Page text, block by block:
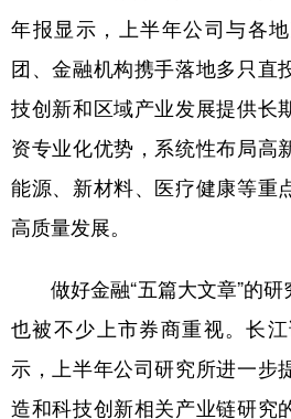
年报显示，上半年公司与各
团、金融机构携手落地多只直
技创新和区域产业发展提供长
资专业化优势，系统性布局高
能源、新材料、医疗健康等重
高质量发展。
做好金融“五篇大文章”的研
也被不少上市券商重视。长
示，上半年公司研究所进一步
造和科技创新相关产业链研究